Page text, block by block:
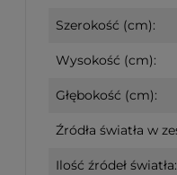
Szerokość (cm):
Wysokość (cm):
Głębokość (cm):
Źródła światła w
Ilość źródeł światła: